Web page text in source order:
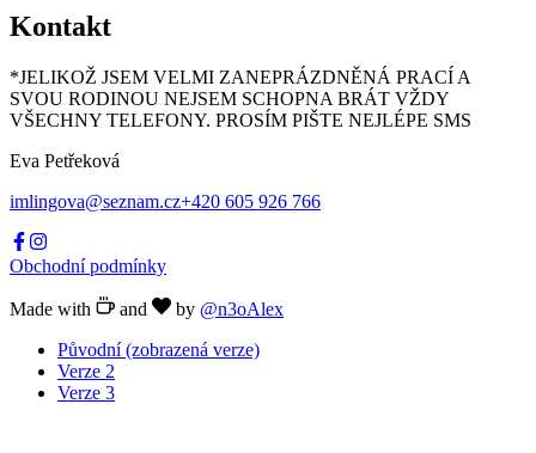
Kontakt
*JELIKOŽ JSEM VELMI ZANEPRÁZDNĚNÁ PRACÍ A
SVOU RODINOU NEJSEM SCHOPNA BRÁT VŽDY
VŠECHNY TELEFONY. PROSÍM PIŠTE NEJLÉPE SMS
Eva Petřeková
imlingova@seznam.cz+420 605 926 766
Obchodní podmínky
Made with and by @n3oAlex
Původní(zobrazená verze)
Verze 2
Verze 3